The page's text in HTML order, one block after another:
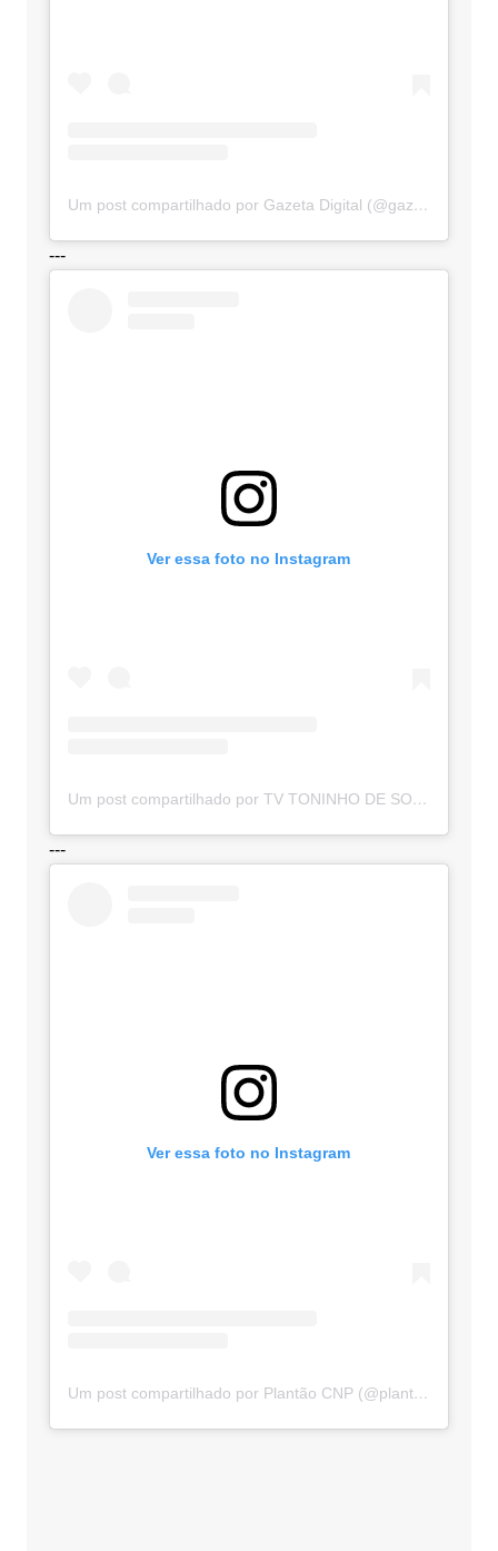
Um post compartilhado por Gazeta Digital (@gazetadigital)
---
Ver essa foto no Instagram
Um post compartilhado por TV TONINHO DE SOUZA (@toninhodesouzamt)
---
Ver essa foto no Instagram
Um post compartilhado por Plantão CNP (@plantaocnp)